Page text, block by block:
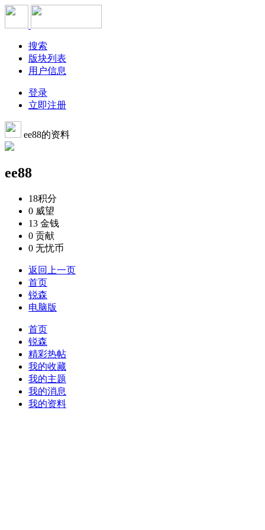
搜索
版块列表
用户信息
登录
立即注册
ee88的资料
ee88
18积分
0 威望
13 金钱
0 贡献
0 无忧币
返回上一页
首页
锐森
电脑版
首页
锐森
精彩热帖
我的收藏
我的主题
我的消息
我的资料